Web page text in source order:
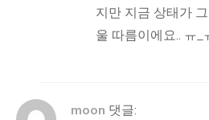
지만 지금 상태가
울 따름이에요.. ㅠ_
moon 댓글: